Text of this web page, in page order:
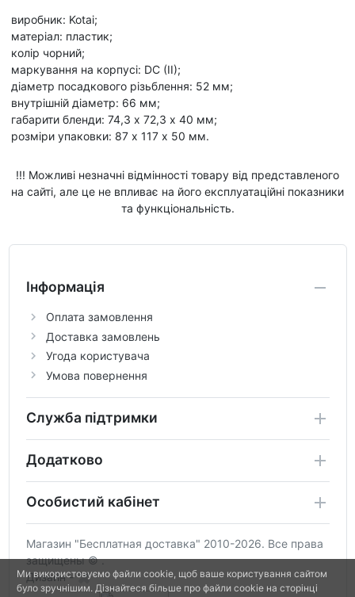
виробник: Kotai;
матеріал: пластик;
колір чорний;
маркування на корпусі: DC (II);
діаметр посадкового різьблення: 52 мм;
внутрішній діаметр: 66 мм;
габарити бленди: 74,3 х 72,3 х 40 мм;
розміри упаковки: 87 х 117 х 50 мм.
!!! Можливі незначні відмінності товару від представленого
на сайті, але це не впливає на його експлуатаційні показники
та функціональність.
Інформація
Оплата замовлення
Доставка замовлень
Угода користувача
Умова повернення
Служба підтримки
Додатково
Особистий кабінет
Магазин "Бесплатная доставка" 2010-2026. Все права
защищены © .
Дизайн -
Ми використовуємо файли cookie, щоб ваше користування сайтом
було зручнішим. Дізнайтеся більше про файли cookie на сторінці